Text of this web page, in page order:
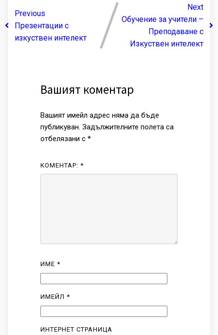
Previous
Презентации с
изкуствен интелект
Next
Обучение за учители –
Преподаване с
Изкуствен интелект
Вашият коментар
Вашият имейл адрес няма да бъде
публикуван. Задължителните полета са
отбелязани с *
КОМЕНТАР: *
ИМЕ *
ИМЕЙЛ *
ИНТЕРНЕТ СТРАНИЦА